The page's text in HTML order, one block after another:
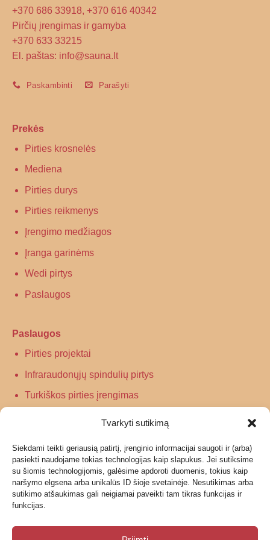
Tvarkyti sutikimą
Siekdami teikti geriausią patirtį, įrenginio informacijai saugoti ir (arba)
pasiekti naudojame tokias technologijas kaip slapukus. Jei sutiksime
su šiomis technologijomis, galėsime apdoroti duomenis, tokius kaip
naršymo elgsena arba unikalūs ID šioje svetainėje. Nesutikimas arba
sutikimo atšaukimas gali neigiamai paveikti tam tikras funkcijas ir
funkcijas.
+370 686 33918, +370 616 40342
Pirčių įrengimas ir gamyba
+370 633 33215
El. paštas: info@sauna.lt
Paskambinti Parašyti
Prekės
Pirties krosnelės
Mediena
Pirties durys
Pirties reikmenys
Įrengimo medžiagos
Įranga garinėms
Wedi pirtys
Paslaugos
Paslaugos
Pirties projektai
Infraraudonųjų spindulių pirtys
Turkiškos pirties įrengimas
Informacija
Grąžinimas
Garantijos ir privatumo politika